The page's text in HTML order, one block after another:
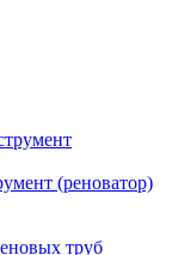
(реноватор)